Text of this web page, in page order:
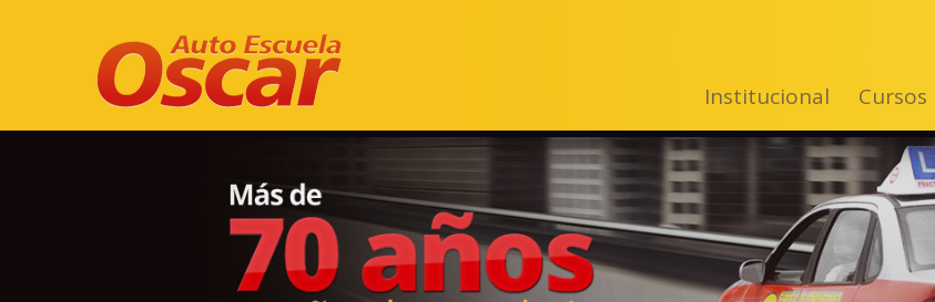
Institucional Cursos